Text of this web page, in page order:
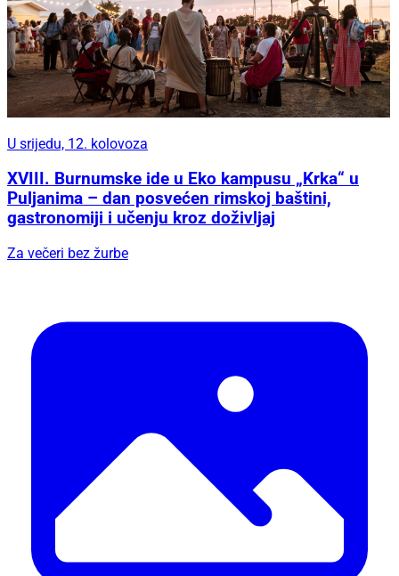
U srijedu, 12. kolovoza
XVIII. Burnumske ide u Eko kampusu „Krka“ u
Puljanima – dan posvećen rimskoj baštini,
gastronomiji i učenju kroz doživljaj
Za večeri bez žurbe